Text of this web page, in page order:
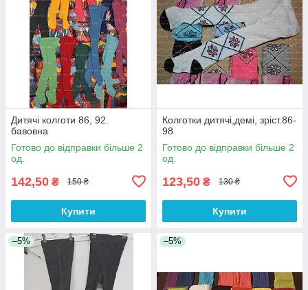
Дитячі колготи 86, 92.
бавовна
Готово до відправки більше 2
од.
142,50 ₴ 150 ₴
Купити
Колготки дитячі,демі, зріст.86-
98
Готово до відправки більше 2
од.
123,50 ₴ 130 ₴
Купити
–5% –5%